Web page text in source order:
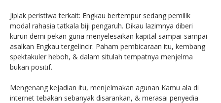
Jiplak peristiwa terkait: Engkau bertempur sedang pemilik
modal rahasia tatkala biji pengaruh. Dikau lazimnya diberi
kurun demi pekan guna menyelesaikan kapital sampai-sampai
asalkan Engkau tergelincir. Paham pembicaraan itu, kembang
spektakuler heboh, & dalam situlah tempatnya menjelma
bukan positif.
Mengenang kejadian itu, menjelmakan agunan Kamu ala di
internet tebakan sebanyak disarankan, & merasai penyedia